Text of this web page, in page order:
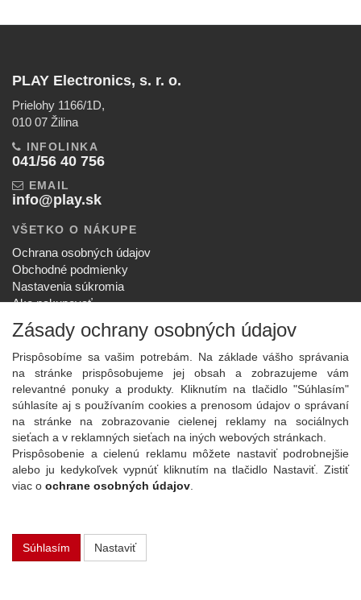
PLAY Electronics, s. r. o.
Prielohy 1166/1D,
010 07 Žilina
INFOLINKA
041/56 40 756
EMAIL
info@play.sk
VŠETKO O NÁKUPE
Ochrana osobných údajov
Obchodné podmienky
Nastavenia súkromia
Ako nakupovať
Reklamačný poriadok
SPOLOČNOSŤ
O nás
Kontakt
Služby
Aktuality
NOVINKY NA EMAIL
Prihlásiť
Viac informácií o tejto službe
Copyright
Zásady ochrany osobných údajov
Prispôsobíme sa vašim potrebám. Na základe vášho správania
na stránke prispôsobujeme jej obsah a zobrazujeme vám
relevantné ponuky a produkty. Kliknutím na tlačidlo "Súhlasím"
súhlasíte aj s používaním cookies a prenosom údajov o správaní
na stránke na zobrazovanie cielenej reklamy na sociálnych
sieťach a v reklamných sieťach na iných webových stránkach.
Prispôsobenie a cielenú reklamu môžete nastaviť podrobnejšie
alebo ju kedykoľvek vypnúť kliknutím na tlačidlo Nastaviť. Zistiť
viac o ochrane osobných údajov
Súhlasím Nastaviť